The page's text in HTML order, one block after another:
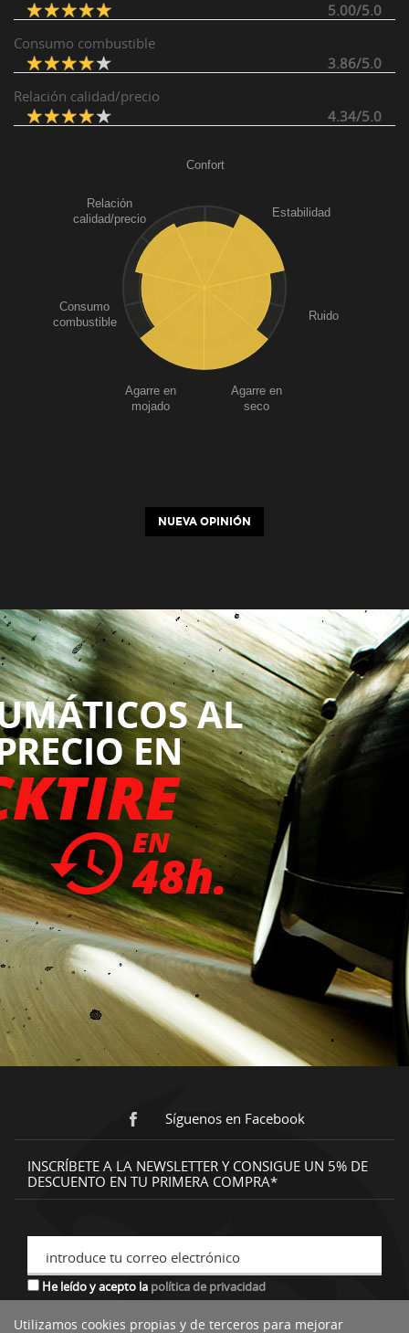
5.00/5.0
Consumo combustible
3.86/5.0
Relación calidad/precio
4.34/5.0
Confort
Estabilidad
Ruido
Agarre en
seco
Agarre en
mojado
Consumo
combustible
Relación
calidad/precio
NUEVA OPINIÓN
Síguenos en Facebook
INSCRÍBETE A LA NEWSLETTER Y CONSIGUE UN 5% DE
DESCUENTO EN TU PRIMERA COMPRA*
introduce tu correo electrónico
He leído y acepto la política de privacidad
Utilizamos cookies propias y de terceros para mejorar